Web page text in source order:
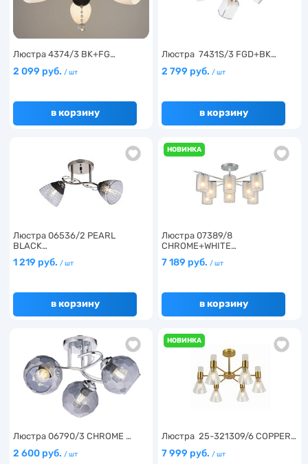
Люстра 4374/3 BK+FG…
2 099 руб. / шт
в корзину
Люстра 7431S/3 FGD+BK…
2 799 руб. / шт
в корзину
Люстра 06536/2 PEARL
BLACK…
1 219 руб. / шт
в корзину
НОВИНКА
Люстра 07389/8
CHROME+WHITE…
7 189 руб. / шт
в корзину
Люстра 06790/3 CHROME …
2 600 руб. / шт
НОВИНКА
Люстра 25-321309/6 COPPER…
7 999 руб. / шт